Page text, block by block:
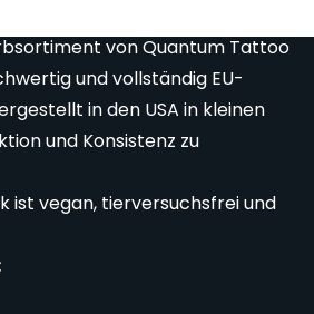
von Quantum Tattoo
und vollständig EU-
in den USA in kleinen
und Konsistenz zu
ist vegan, tierversuchsfrei und